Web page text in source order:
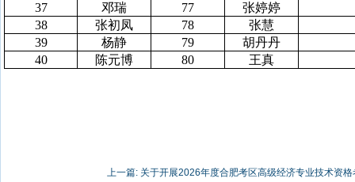
37
邓瑞 77
张婷婷
38
张初凤 78
张慧
39
杨静 79
胡丹丹
40
陈元博 80 王真
上一篇: 关于开展2026年度合肥考区高级经济专业技术资